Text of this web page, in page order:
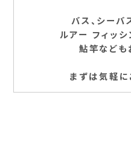
バス、シーバ
ルアー フィッシ
鮎竿なども
まずは気軽に